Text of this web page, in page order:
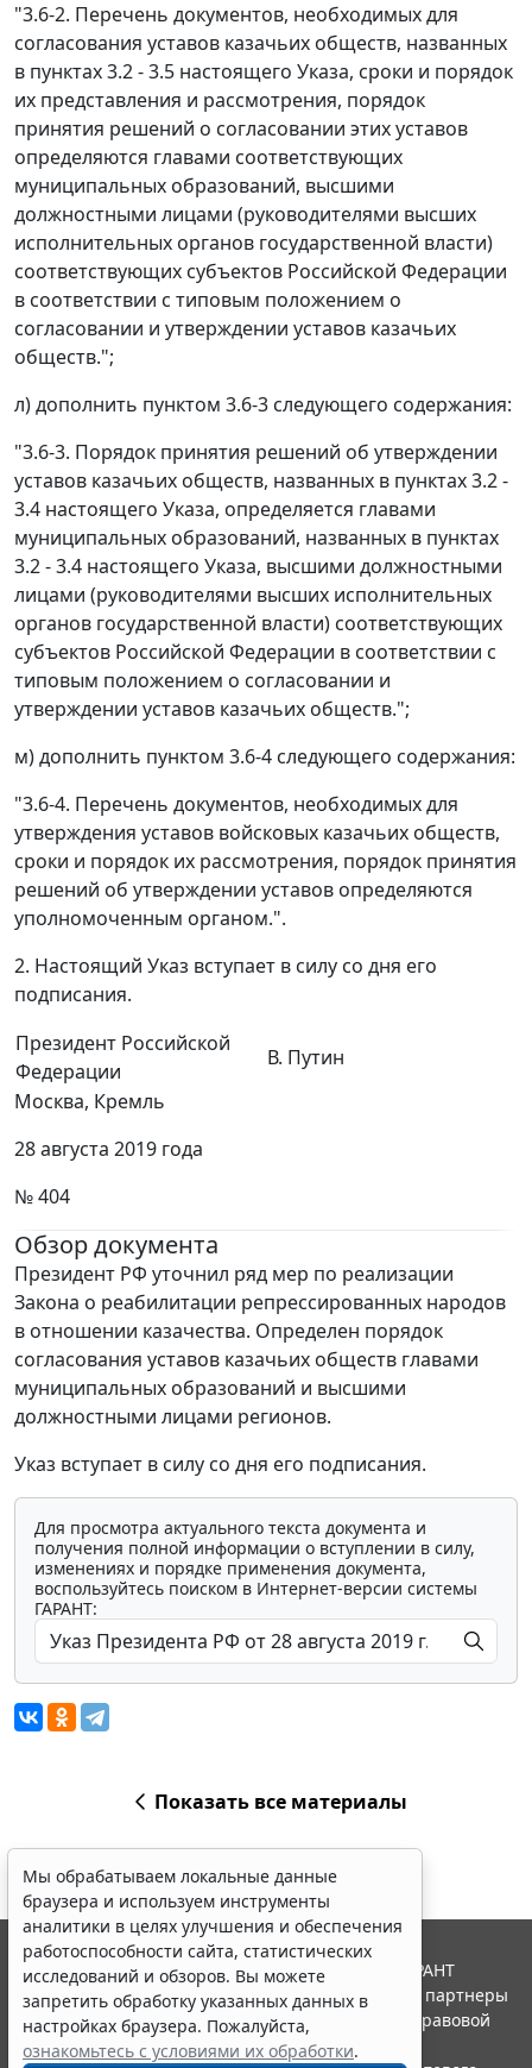
"3.6-2. Перечень документов, необходимых для
согласования уставов казачьих обществ, названных
в пунктах 3.2 - 3.5 настоящего Указа, сроки и порядок
их представления и рассмотрения, порядок
принятия решений о согласовании этих уставов
определяются главами соответствующих
муниципальных образований, высшими
должностными лицами (руководителями высших
исполнительных органов государственной власти)
соответствующих субъектов Российской Федерации
в соответствии с типовым положением о
согласовании и утверждении уставов казачьих
обществ.";
л) дополнить пунктом 3.6-3 следующего содержания:
"3.6-3. Порядок принятия решений об утверждении
уставов казачьих обществ, названных в пунктах 3.2 -
3.4 настоящего Указа, определяется главами
муниципальных образований, названных в пунктах
3.2 - 3.4 настоящего Указа, высшими должностными
лицами (руководителями высших исполнительных
органов государственной власти) соответствующих
субъектов Российской Федерации в соответствии с
типовым положением о согласовании и
утверждении уставов казачьих обществ.";
м) дополнить пунктом 3.6-4 следующего содержания:
"3.6-4. Перечень документов, необходимых для
утверждения уставов войсковых казачьих обществ,
сроки и порядок их рассмотрения, порядок принятия
решений об утверждении уставов определяются
уполномоченным органом.".
2. Настоящий Указ вступает в силу со дня его
подписания.
Президент Российской
Федерации
В. Путин
Москва, Кремль
28 августа 2019 года
№ 404
Обзор документа
Президент РФ уточнил ряд мер по реализации
Закона о реабилитации репрессированных народов
в отношении казачества. Определен порядок
согласования уставов казачьих обществ главами
муниципальных образований и высшими
должностными лицами регионов.
Указ вступает в силу со дня его подписания.
Для просмотра актуального текста документа и
получения полной информации о вступлении в силу,
изменениях и порядке применения документа,
воспользуйтесь поиском в Интернет-версии системы
ГАРАНТ:
Показать все материалы
Мы обрабатываем локальные данные
браузера и используем инструменты
аналитики в целях улучшения и обеспечения
работоспособности сайта, статистических
исследований и обзоров. Вы можете
запретить обработку указанных данных в
настройках браузера. Пожалуйста,
ознакомьтесь с условиями их обработки.
© ООО "НПП "ГАРАНТ-СЕРВИС", 2026. Система ГАРАНТ
выпускается с 1990 года. Компания "Гарант" и ее партнеры
являются участниками Российской ассоциации правовой
информации ГАРАНТ.